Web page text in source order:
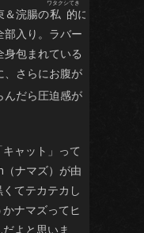
た
＆浣腸の私的に
部入り。ラバー
身包まれている
、さらにお腹が
んだら圧迫感が
ャット」って
ナマズ）が由
てテカテカし
ナマズってヒ
よと思いま